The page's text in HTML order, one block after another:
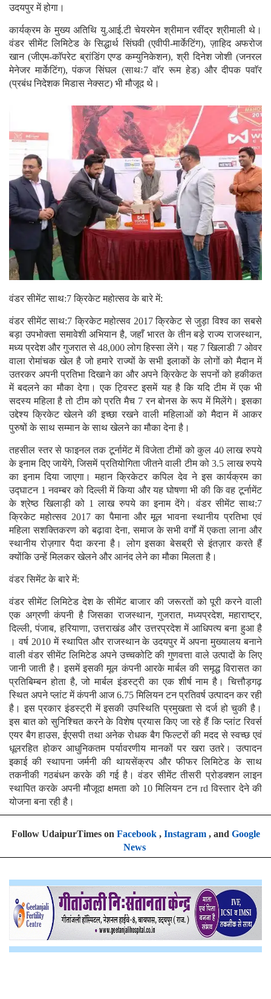
उदयपुर में होगा।
कार्यक्रम के मुख्य अतिथि यु.आई.टी चेयरमेन श्रीमान रवींद्र श्रीमाली थे।
वंडर सीमेंट लिमिटेड के सिद्धार्थ सिंघवी (एवीपी-मार्केटिंग), ज़ाहिद अफरोज
खान (जीएम-काॅपरेट ब्रांडिंग एण्ड कम्युनिकेशन), श्री दिनेश जोशी (जनरल
मेनेजर मार्केटिंग), पंकज सिंघल (साथः7 वाॅर रूम हेड) और दीपक पवाॅर
(प्रबंध निदेशक मिडास नेक्सट) भी मौजूद थे।
वंडर सीमेंट साथ:7 क्रिकेट महोत्सव के बारे में:
वंडर सीमेंट साथ:7 क्रिकेट महोत्सव 2017 क्रिकेट से जुड़ा विश्व का सबसे
बड़ा उपभोक्ता समावेशी अभियान है, जहाँ भारत के तीन बड़े राज्य राजस्थान,
मध्य प्रदेश और गुजरात से 48,000 लोग हिस्सा लेंगे। यह 7 खिलाडी 7 ओवर
वाला रोमांचक खेल है जो हमारे राज्यों के सभी इलाकों के लोगों को मैदान में
उतरकर अपनी प्रतिभा दिखाने का और अपने क्रिकेट के सपनों को हकीकत
में बदलने का मौका देगा। एक ट्विस्ट इसमें यह है कि यदि टीम में एक भी
सदस्य महिला है तो टीम को प्रति मैच 7 रन बोनस के रूप में मिलेंगे। इसका
उद्देश्य क्रिकेट खेलने की इच्छा रखने वाली महिलाओं को मैदान में आकर
पुरुषों के साथ सम्मान के साथ खेलने का मौका देना है।
तहसील स्तर से फाइनल तक टूर्नामेंट में विजेता टीमों को कुल 40 लाख रुपये
के इनाम दिए जायेंगे, जिसमें प्रतियोगिता जीतने वाली टीम को 3.5 लाख रुपये
का इनाम दिया जाएगा। महान क्रिकेटर कपिल देव ने इस कार्यक्रम का
उद्घाटन 1 नवम्बर को दिल्ली में किया और यह घोषणा भी की कि वह टूर्नामेंट
के श्रेष्ठ खिलाड़ी को 1 लाख रुपये का इनाम देंगे। वंडर सीमेंट साथ:7
क्रिकेट महोत्सव 2017 का पैमाना और मूल भावना स्थानीय प्रतिभा एवं
महिला सशक्तिकरण को बढ़ावा देना, समाज के सभी वर्गों में एकता लाना और
स्थानीय रोज़गार पैदा करना है। लोग इसका बेसब्री से इंतज़ार करते हैं
क्योंकि उन्हें मिलकर खेलने और आनंद लेने का मौका मिलता है।
वंडर सिमेंट के बारे में:
वंडर सीमेंट लिमिटेड देश के सीमेंट बाजार की जरूरतों को पूरी करने वाली
एक अग्रणी कंपनी है जिसका राजस्थान, गुजरात, मध्यप्रदेश, महाराष्ट्र,
दिल्ली, पंजाब, हरियाणा, उत्तराखंड और उत्तरप्रदेश में आधिपत्य बना हुआ है
। वर्ष 2010 में स्थापित और राजस्थान के उदयपुर में अपना मुख्यालय बनाने
वाली वंडर सीमेंट लिमिटेड अपने उच्चकोटि की गुणवत्ता वाले उत्पादों के लिए
जानी जाती है। इसमें इसकी मूल कंपनी आरके मार्बल की समृद्ध विरासत का
प्रतिबिम्बन होता है, जो मार्बल इंडस्ट्री का एक शीर्ष नाम है। चित्तौड़गढ़
स्थित अपने प्लांट में कंपनी आज 6.75 मिलियन टन प्रतिवर्ष उत्पादन कर रही
है। इस प्रकार इंडस्ट्री में इसकी उपस्थिति प्रमुखता से दर्ज हो चुकी है।
इस बात को सुनिश्चित करने के विशेष प्रयास किए जा रहे हैं कि प्लांट रिवर्स
एयर बैग हाउस, ईएसपी तथा अनेक रोधक बैग फिल्टरों की मदद से स्वच्छ एवं
धूलरहित होकर आधुनिकतम पर्यावरणीय मानकों पर खरा उतरे। उत्पादन
इकाई की स्थापना जर्मनी की थायसेंक्रप और फीफर लिमिटेड के साथ
तकनीकी गठबंधन करके की गई है। वंडर सीमेंट तीसरी प्रोडक्शन लाइन
स्थापित करके अपनी मौजूदा क्षमता को 10 मिलियन टन rd विस्तार देने की
योजना बना रही है।
Follow UdaipurTimes on Facebook, Instagram, and Google
News